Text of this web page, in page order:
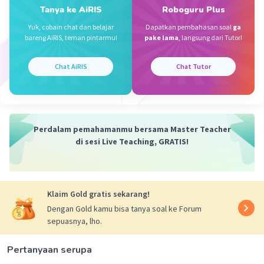
2×(p+l)=200
Maka p+l=100
P x l = 2500
Masukkan ke rumus keliling:
2500/l + l=100
Lihat foto pertama untuk cara mendapatkan lebar.
Panjang=50
Lebar=50
Jadi jawabannya ialah:
MENJAWAB PERTANYAAN,NAMUN SATU SAJA
Tanya ke AiRIS
Yuk, cobain chat dan belajar
bareng AiRIS, teman pintarmu!
Chat AiRIS
Roboguru Plus
Dapatkan pembahasan soal ga
pake lama, langsung dari Tutor!
Chat Tutor
Perdalam pemahamanmu bersama Master Teacher
di sesi Live Teaching, GRATIS!
Klaim Gold gratis sekarang!
Dengan Gold kamu bisa tanya soal ke Forum
sepuasnya, lho.
Pertanyaan serupa